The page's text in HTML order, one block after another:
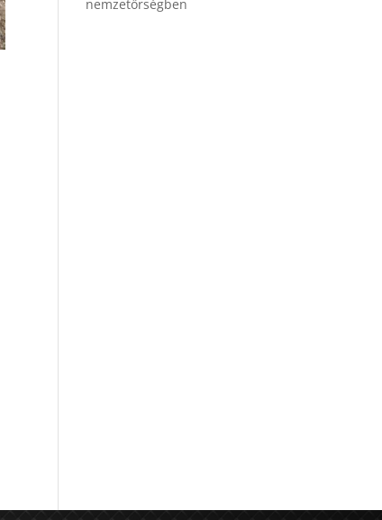
nemzetőrségben